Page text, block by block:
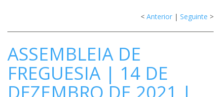
< Anterior | Seguinte >
ASSEMBLEIA DE
FREGUESIA | 14 DE